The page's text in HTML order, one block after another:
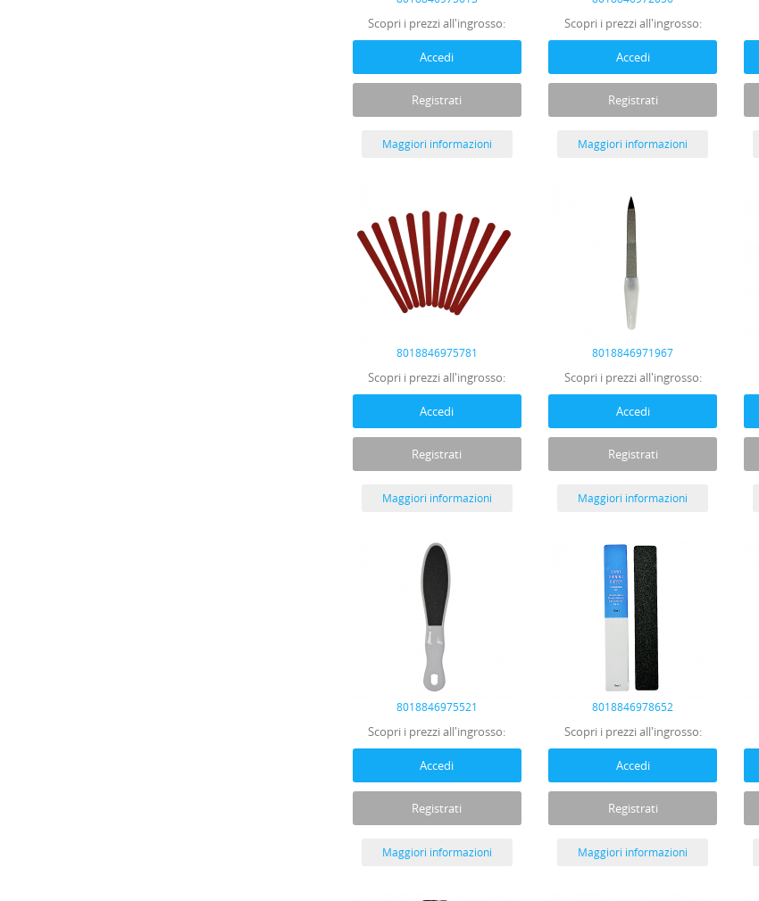
Scopri i prezzi all'ingrosso:
Accedi
Registrati
Maggiori informazioni
Scopri i prezzi all'ingrosso:
Accedi
Registrati
Maggiori informazioni
8018846975781
Scopri i prezzi all'ingrosso:
Accedi
Registrati
Maggiori informazioni
8018846971967
Scopri i prezzi all'ingrosso:
Accedi
Registrati
Maggiori informazioni
8018846975521
Scopri i prezzi all'ingrosso:
Accedi
Registrati
Maggiori informazioni
8018846978652
Scopri i prezzi all'ingrosso:
Accedi
Registrati
Maggiori informazioni